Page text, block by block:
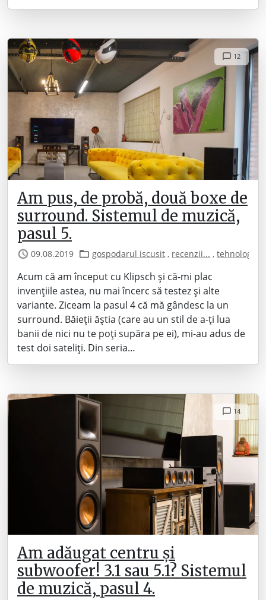
12
Am pus, de probă, două boxe de
surround. Sistemul de muzică,
pasul 5.
09.08.2019 gospodarul iscusit , recenzii... ,tehnologie
Acum că am început cu Klipsch și că-mi plac
invențiile astea, nu mai încerc să testez și alte
variante. Ziceam la pasul 4 că mă gândesc la un
surround. Băieții ăștia (care au un stil de a-ți lua
banii de nici nu te poți supăra pe ei), mi-au adus de
test doi sateliți. Din seria…
14
Am adăugat centru și
subwoofer! 3.1 sau 5.1? Sistemul
de muzică, pasul 4.